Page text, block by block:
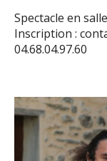
Spectacle en salle
Inscription :
04.68.04.97.60